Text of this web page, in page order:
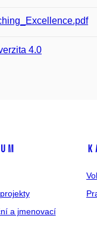
4.0
a jmenovací